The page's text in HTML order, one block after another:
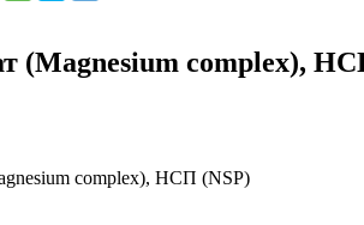
(Magnesium complex),
complex), НСП (NSP)